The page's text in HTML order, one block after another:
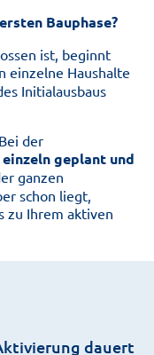
Bauphase?
ist, beginnt
einzelne Haushalte
Initialausbaus
der
einzeln geplant und
ganzen
schon liegt,
zu Ihrem aktiven
dauert